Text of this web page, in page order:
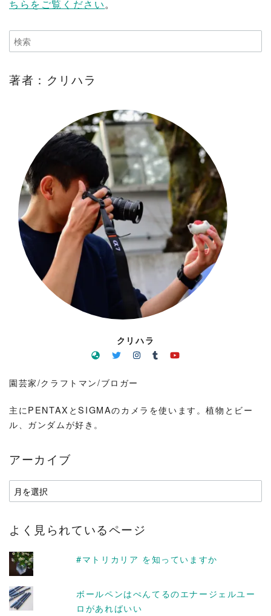
ちらをご覧ください。
著者：クリハラ
クリハラ
園芸家/クラフトマン/ブロガー
主にPENTAXとSIGMAのカメラを使います。植物とビー
ル、ガンダムが好き。
アーカイブ
ア
ー
イ
よく見られているページ
#マトリカリア を知っていますか
ボールペンはぺんてるのエナージェルユー
ロがあればいい